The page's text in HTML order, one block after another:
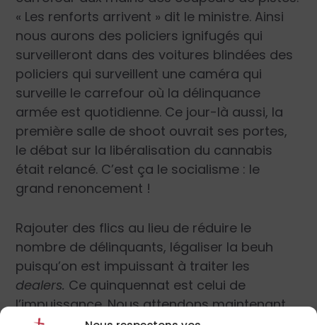
« Les renforts arrivent » dit le ministre. Ainsi
nous aurons des policiers ignifugés qui
surveilleront dans des voitures blindées des
policiers qui surveillent une caméra qui
surveille le carrefour où la délinquance
armée est quotidienne. Ce jour-là aussi, la
première salle de shoot ouvrait ses portes,
le débat sur la libéralisation du cannabis
était relancé. C’est ça le socialisme : le
grand renoncement !
Rajouter des flics au lieu de réduire le
nombre de délinquants, légaliser la beuh
puisqu’on est impuissant à traiter les
dealers. Ce quinquennat est celui de
l’impuissance. Nous attendons maintenant